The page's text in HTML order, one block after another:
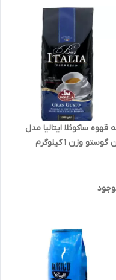
قهوه ساکوئلا ایتالیا مدل
وزن ۱ کیلوگرم